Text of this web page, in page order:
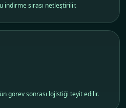
indirme sırası netleştirilir.
görev sonrası lojistiği teyit edilir.